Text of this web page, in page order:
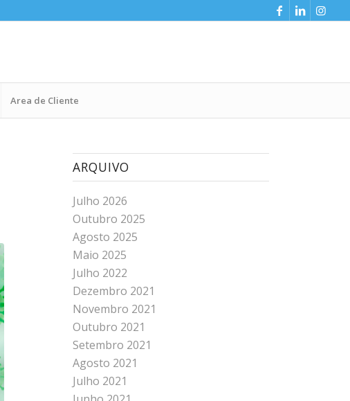
Area de Cliente
ARQUIVO
Julho 2026
Outubro 2025
Agosto 2025
Maio 2025
Julho 2022
Dezembro 2021
Novembro 2021
Outubro 2021
Setembro 2021
Agosto 2021
Julho 2021